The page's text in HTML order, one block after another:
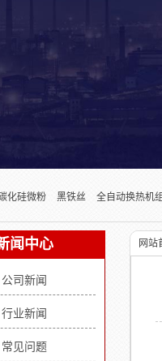
化硅微粉 黑铁丝 全自动换热机组
闻中心
公司新闻
行业新闻
常见问题
网站